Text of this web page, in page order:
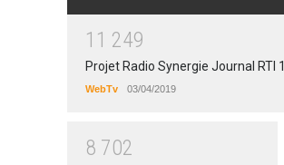
1 1 249
Projet Radio Synergie Journal RTI 1
WebTv 03/04/2019
8 702